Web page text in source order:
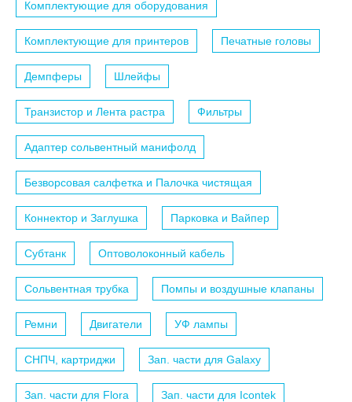
Комплектующие для оборудования
Комплектующие для принтеров Печатные головы
Демпферы Шлейфы
Транзистор и Лента растра Фильтры
Адаптер сольвентный манифолд
Безворсовая салфетка и Палочка чистящая
Коннектор и Заглушка Парковка и Вайпер
Субтанк Оптоволоконный кабель
Сольвентная трубка Помпы и воздушные клапаны
Ремни Двигатели УФ лампы
СНПЧ, картриджи Зап. части для Galaxy
Зап. части для Flora Зап. части для Icontek